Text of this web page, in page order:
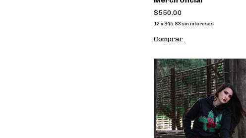
$550.00
12 x $45.83 sin intereses
Comprar